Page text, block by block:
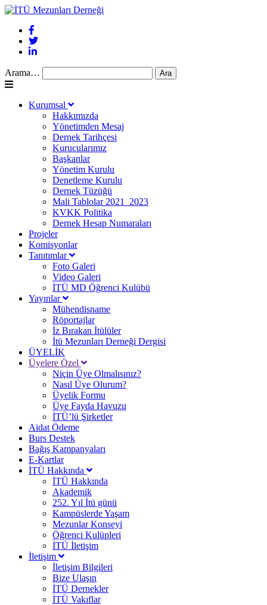
Arama…
Kurumsal
Hakkımızda
Yönetimden Mesaj
Dernek Tarihçesi
Kurucularımız
Başkanlar
Yönetim Kurulu
Denetleme Kurulu
Dernek Tüzüğü
Mali Tablolar 2021_2023
KVKK Politika
Dernek Hesap Numaraları
Projeler
Komisyonlar
Tanıtımlar
Foto Galeri
Video Galeri
İTÜ MD Öğrenci Kulübü
Yayınlar
Mühendisname
Röportajlar
İz Bırakan İtülüler
İtü Mezunları Derneği Dergisi
ÜYELİK
Üyelere Özel
Niçin Üye Olmalısınız?
Nasıl Üye Olurum?
Üyelik Formu
Üye Fayda Havuzu
İTÜ’lü Şirketler
Aidat Ödeme
Burs Destek
Bağış Kampanyaları
E-Kartlar
İTÜ Hakkında
İTÜ Hakkında
Akademik
252. Yıl İtü günü
Kampüslerde Yaşam
Mezunlar Konseyi
Öğrenci Kulüpleri
İTÜ İletişim
İletişim
İletişim Bilgileri
Bize Ulaşın
İTÜ Dernekler
İTÜ Vakıflar